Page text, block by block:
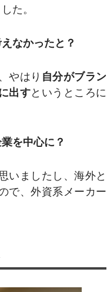
た。
なかったと？
やはり 自分がブラン
出すというところに
を中心に？
いましたし、海外と
で、外資系メーカー